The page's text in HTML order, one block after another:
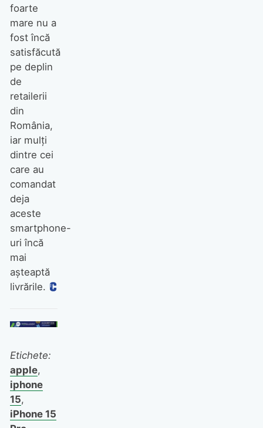
foarte
mare nu a
fost încă
satisfăcută
pe deplin
de
retailerii
din
România,
iar mulți
dintre cei
care au
comandat
deja
aceste
smartphone-
uri încă
mai
așteaptă
livrările.
Etichete:
apple,
iphone
15,
iPhone 15